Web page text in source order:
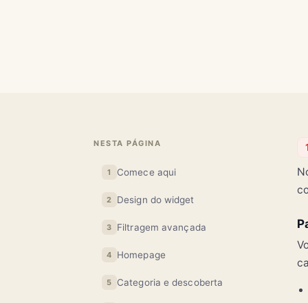
NESTA PÁGINA
1 Comece aqui
2 Design do widget
3 Filtragem avançada
4 Homepage
5 Categoria e descoberta